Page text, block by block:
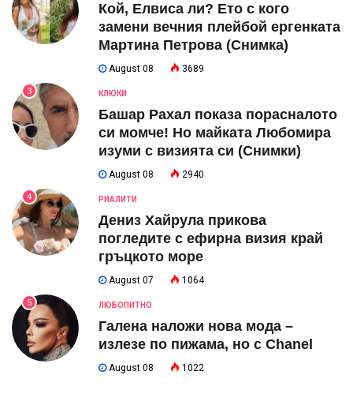
Кой, Елвиса ли? Ето с кого
замени вечния плейбой ергенката
Мартина Петрова (Снимка)
August 08 3689
3 КЛЮКИ
Башар Рахал показа порасналото
си момче! Но майката Любомира
изуми с визията си (Снимки)
August 08 2940
4 РИАЛИТИ
Дениз Хайрула прикова
погледите с ефирна визия край
гръцкото море
August 07 1064
5 ЛЮБОПИТНО
Галена наложи нова мода –
излезе по пижама, но с Chanel
August 08 1022